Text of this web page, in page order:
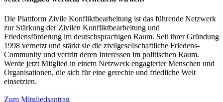
Die Plattform Zivile Konfliktbearbeitung ist das führende Netzwerk
zur Stärkung der Zivilen Konfliktbearbeitung und
Friedensförderung im deutschsprachigen Raum. Seit ihrer Gründung
1998 vernetzt und stärkt sie die zivilgesellschaftliche Friedens-
Community und vertritt deren Interessen im politischen Raum.
Werde jetzt Mitglied in einem Netzwerk engagierter Menschen und
Organisationen, die sich für eine gerechte und friedliche Welt
einsetzten.
Zum Mitgliedsantrag